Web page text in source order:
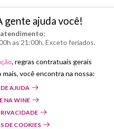
gente ajuda você!
as 21:00h. Exceto feriados.
, regras contratuais gerais
mais, você encontra na nossa:
AJUDA
NA WINE
DE COOKIES